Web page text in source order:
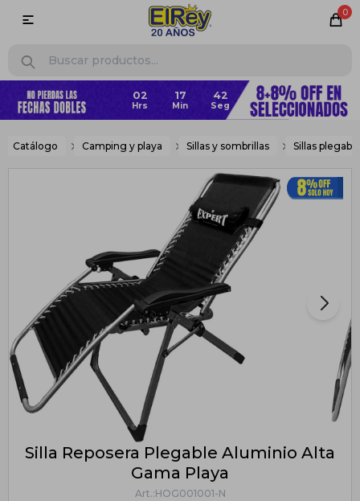
0

02 17 41
Catálogo Camping y playa Sillas y sombrillas Sillas
Silla Reposera Plegable Aluminio Alta
Gama Playa
HOG001001-N